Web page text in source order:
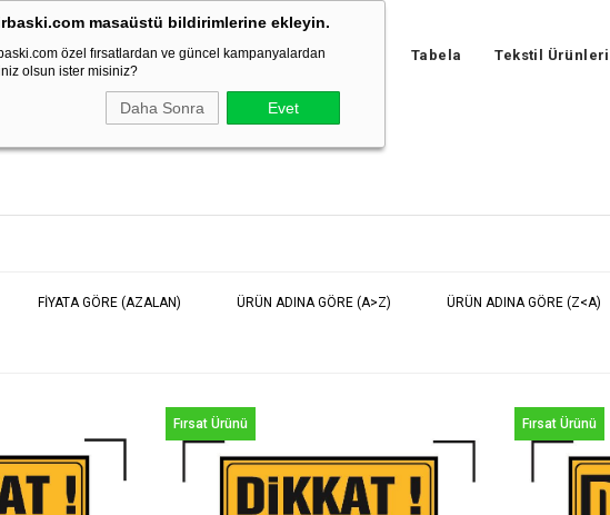
masaüstü bildirimlerine ekleyin.
özel fırsatlardan ve güncel kampanyalardan
olsun ister misiniz?
Daha Sonra Evet
Magnetler Kişiye Özel Ürünler Promosyon Tabela Tekstil Ürünleri
FIYATA GÖRE (AZALAN) ÜRÜN ADINA GÖRE (A>Z) ÜRÜN ADINA GÖRE (Z<A)
Fırsat Ürünü Fırsat Ürünü